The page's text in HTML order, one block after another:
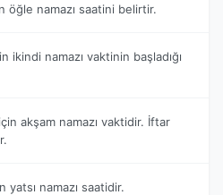
öğle namazı saatini belirtir.
ikindi namazı vaktinin başladığı
akşam namazı vaktidir. İftar
yatsı namazı saatidir.